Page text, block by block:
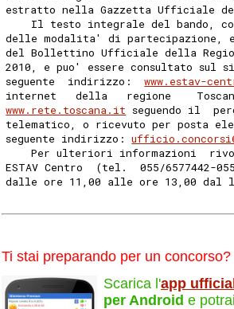
estratto nella Gazzetta Ufficiale
Il testo integrale del bando,
delle modalita' di partecipazione,
del Bollettino Ufficiale della
2010, e puo' essere consultato sul
seguente  indirizzo: www.estav-
internet   della   regione
www.rete.toscana.it seguendo il
telematico, o ricevuto per posta
seguente indirizzo:
Per ulteriori informazioni
ESTAV Centro  (tel.  055/6577442-
dalle ore 11,00 alle ore 13,00
Ti stai preparando per un concorso?
Scarica l'app
per Android e